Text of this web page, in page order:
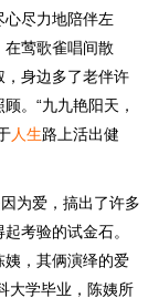
心尽力地陪伴左
在莺歌雀唱间散
，身边多了老伴许
。“九九艳阳天，
人生路上活出健
为爱，搞出了许多
考验的试金石。
姨，其俩演绎的爱
大学毕业，陈姨所